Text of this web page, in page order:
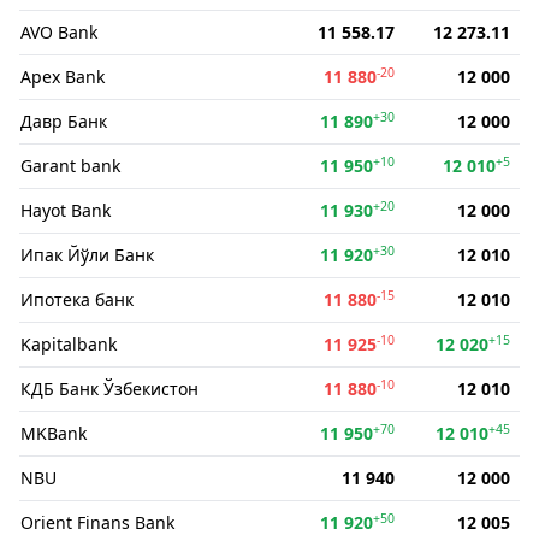
AVO Bank 11 558.17
12 273.11
Apex Bank
11 880-20
12 000
Давр Банк
11 890+30
12 000
Garant bank
11 950+10 12 010+5
Hayot Bank 11 930+20
12 000
Ипак Йўли Банк
11 920+30
12 010
Ипотека банк
11 880-15
12 010
Kapitalbank
11 925-10 12 020+15
КДБ Банк Ўзбекистон 11 880-10
12 010
MKBank
11 950+70 12 010+45
NBU 11 940
12 000
Orient Finans Bank
11 920+50
12 005